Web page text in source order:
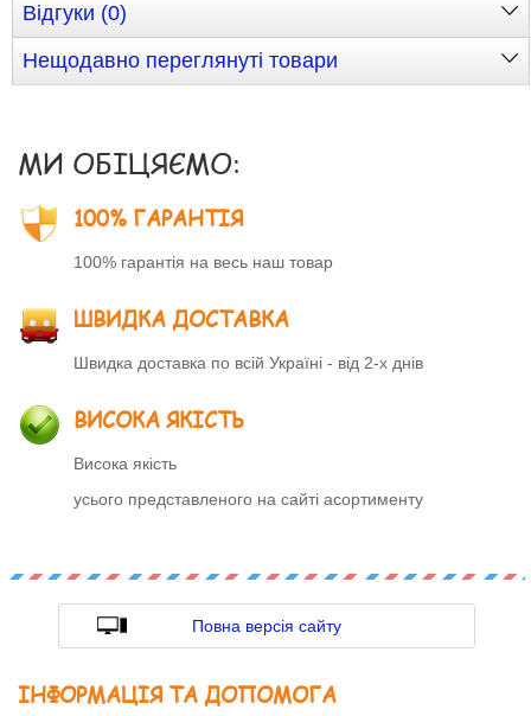
Відгуки (0)
Нещодавно переглянуті товари
МИ ОБІЦЯЄМО:
100% ГАРАНТІЯ
100% гарантія на весь наш товар
ШВИДКА ДОСТАВКА
Швидка доставка по всій Україні - від 2-х днів
ВИСОКА ЯКІСТЬ
Висока якість
усього представленого на сайті асортименту
Повна версія сайту
ІНФОРМАЦІЯ ТА ДОПОМОГА